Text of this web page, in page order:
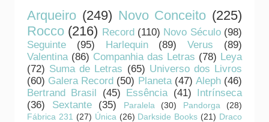
Arqueiro (249) Novo Conceito (225)
Rocco (216) Record (110) Novo Século (98)
Seguinte
(95) Harlequin (89) Verus
(89)
Valentina (86) Companhia das Letras (78) Leya
(72) Suma de Letras (65) Universo dos Livros
(60) Galera Record (50) Planeta (47) Aleph (46)
Bertrand Brasil
(45) Essência (41) Intrínseca
(36)
Sextante (35) Paralela (30) Pandorga
(28)
Fábrica 231 (27) Única (26) Darkside Books (21) Draco